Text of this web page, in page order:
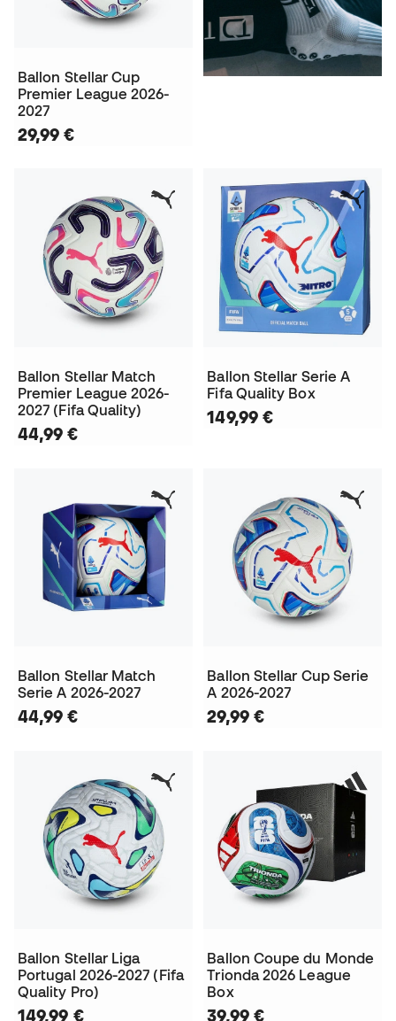
Ballon Stellar Cup
Premier League 2026-
2027
29,99 €
Ballon Stellar Match
Premier League 2026-
2027 (Fifa Quality)
44,99 €
Ballon Stellar Serie A
Fifa Quality Box
149,99 €
Ballon Stellar Match
Serie A 2026-2027
44,99 €
Ballon Stellar Cup Serie
A 2026-2027
29,99 €
Ballon Stellar Liga
Portugal 2026-2027 (Fifa
Quality Pro)
149,99 €
Ballon Coupe du Monde
Trionda 2026 League
Box
39,99 €